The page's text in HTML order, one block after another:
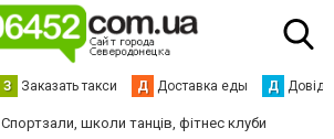
З Заказать такси Д Доставка еды Д
Спортзали, школи танців, фітнес клуби